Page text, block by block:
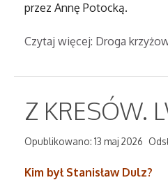
przez Annę Potocką.
Czytaj więcej: Droga
Z KRESÓW.
Opublikowano: 13 maj 2026
Kim był Stanisław Dulz?